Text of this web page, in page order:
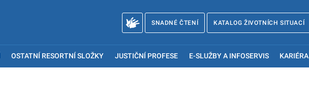
SNADNÉ ČTENÍ KATALOG ŽIVOTNÍCH SITUACÍ
OSTATNÍ RESORTNÍ SLOŽKY JUSTIČNÍ PROFESE E-SLUŽBY A INFOSERVIS KARIÉRA